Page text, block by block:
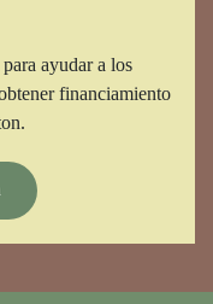
ayudar a los
financiamiento